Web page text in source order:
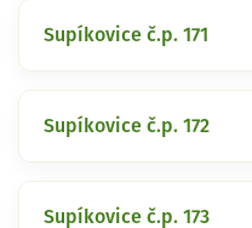
Supíkovice č.p. 171
Supíkovice č.p. 172
Supíkovice č.p. 173